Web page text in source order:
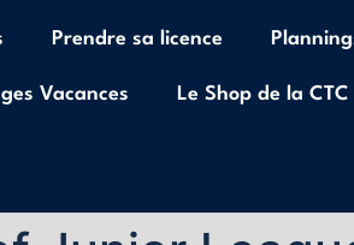
Prendre sa licence
Vacances Le Shop de la CTC